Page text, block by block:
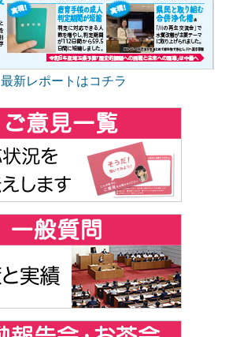
最新レポートはコチラ